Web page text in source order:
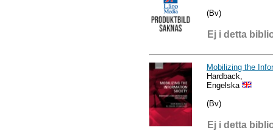
(Bv)
Ej i detta
Mobilizing the
Hardback,
Engelska
(Bv)
Ej i detta